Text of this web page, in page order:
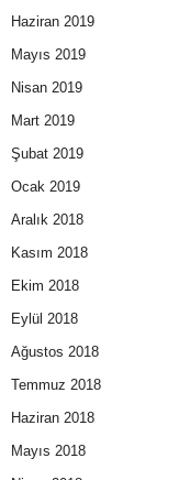
Haziran 2019
Mayıs 2019
Nisan 2019
Mart 2019
Şubat 2019
Ocak 2019
Aralık 2018
Kasım 2018
Ekim 2018
Eylül 2018
Ağustos 2018
Temmuz 2018
Haziran 2018
Mayıs 2018